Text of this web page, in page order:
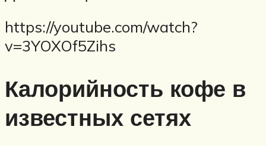
https://youtube.com/watch?
v=3YOXOf5Zihs
Калорийность кофе в
известных сетях